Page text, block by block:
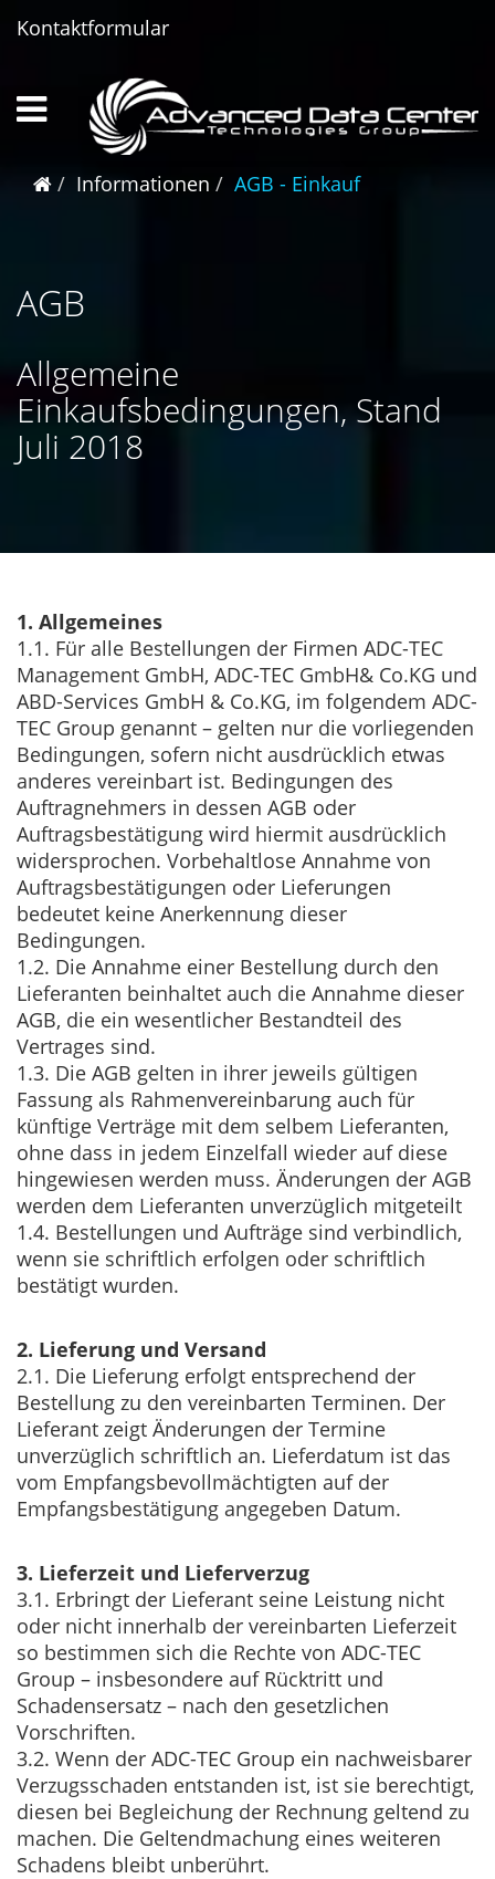
Kontaktformular
Informationen AGB - Einkauf
AGB
Allgemeine
Einkaufsbedingungen, Stand
Juli 2018
1. Allgemeines
1.1. Für alle Bestellungen der Firmen ADC-TEC
Management GmbH, ADC-TEC GmbH& Co.KG und
ABD-Services GmbH & Co.KG, im folgendem ADC-
TEC Group genannt – gelten nur die vorliegenden
Bedingungen, sofern nicht ausdrücklich etwas
anderes vereinbart ist. Bedingungen des
Auftragnehmers in dessen AGB oder
Auftragsbestätigung wird hiermit ausdrücklich
widersprochen. Vorbehaltlose Annahme von
Auftragsbestätigungen oder Lieferungen
bedeutet keine Anerkennung dieser
Bedingungen.
1.2. Die Annahme einer Bestellung durch den
Lieferanten beinhaltet auch die Annahme dieser
AGB, die ein wesentlicher Bestandteil des
Vertrages sind.
1.3. Die AGB gelten in ihrer jeweils gültigen
Fassung als Rahmenvereinbarung auch für
künftige Verträge mit dem selbem Lieferanten,
ohne dass in jedem Einzelfall wieder auf diese
hingewiesen werden muss. Änderungen der AGB
werden dem Lieferanten unverzüglich mitgeteilt
1.4. Bestellungen und Aufträge sind verbindlich,
wenn sie schriftlich erfolgen oder schriftlich
bestätigt wurden.
2. Lieferung und Versand
2.1. Die Lieferung erfolgt entsprechend der
Bestellung zu den vereinbarten Terminen. Der
Lieferant zeigt Änderungen der Termine
unverzüglich schriftlich an. Lieferdatum ist das
vom Empfangsbevollmächtigten auf der
Empfangsbestätigung angegeben Datum.
3. Lieferzeit und Lieferverzug
3.1. Erbringt der Lieferant seine Leistung nicht
oder nicht innerhalb der vereinbarten Lieferzeit
so bestimmen sich die Rechte von ADC-TEC
Group – insbesondere auf Rücktritt und
Schadensersatz – nach den gesetzlichen
Vorschriften.
3.2. Wenn der ADC-TEC Group ein nachweisbarer
Verzugsschaden entstanden ist, ist sie berechtigt,
diesen bei Begleichung der Rechnung geltend zu
machen. Die Geltendmachung eines weiteren
Schadens bleibt unberührt.